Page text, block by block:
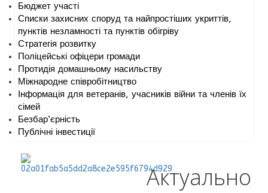
Бюджет участі
Списки захисних споруд та найпростіших укриттів,
пунктів незламності та пунктів обігріву
Стратегія розвитку
Поліцейські офіцери громади
Протидія домашньому насильству
Міжнародне співробітництво
Інформація для ветеранів, учасників війни та членів їх
сімей
Безбар’єрність
Публічні інвестиції
Актуально